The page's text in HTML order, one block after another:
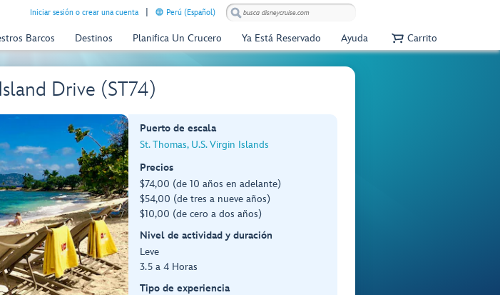
Iniciar sesión o crear una cuenta Perú (Español)
Barcos Destinos Planifica Un Crucero Ya Está Reservado Ayuda Carrito
Drive (ST74)
Puerto de escala
St. Thomas, U.S. Virgin Islands
Precios
$74,00 (de 10 años en adelante)
$54,00 (de tres a nueve años)
$10,00 (de cero a dos años)
Nivel de actividad y duración
Leve
3.5 a 4 Horas
Tipo de experiencia